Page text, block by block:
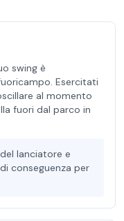
swing è
Esercitati
al momento
fuori dal parco in
lanciatore e
conseguenza per